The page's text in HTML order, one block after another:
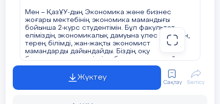
Мен – ҚазҰУ-дың Экономика және бизнес
жоғары мектебінің экономика мамандығы
бойынша 2-курс студентімін. Бұл факультет
еліміздің экономикалық дамуына үлес қосатын,
терең білімді, жан-жақты экономист
мамандарды дайындайды. Біздің оқу
бағдарламамыз қазіргі еңбек нарығына сай
әзірленген. Мысалы, микро және
макроэкономика, қаржы, статистика, басқару
және маркетинг секілді пәндермен қатар,
цифрлық экономика мен инновациялық
Жүктеу
Сақтау Бөлісу